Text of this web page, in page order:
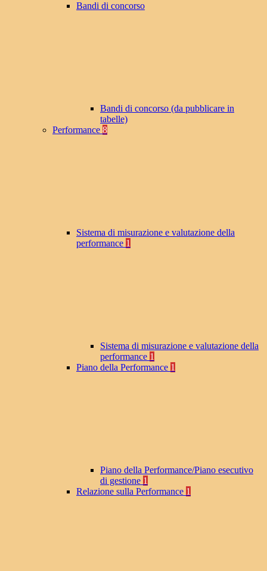
Bandi di concorso
Bandi di concorso (da pubblicare in
tabelle)
Performance 8
Sistema di misurazione e valutazione della
performance 1
Sistema di misurazione e valutazione della
performance 1
Piano della Performance 1
Piano della Performance/Piano esecutivo
di gestione 1
Relazione sulla Performance 1